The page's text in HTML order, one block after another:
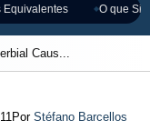
O que
Caus...
Por Stéfano Barcellos